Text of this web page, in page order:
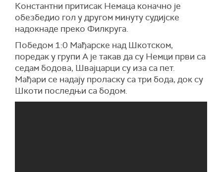
Константни притисак Немаца коначно је
обезбедио гол у другом минуту судијске
надокнаде преко Филкруга.
Победом 1:0 Мађарске над Шкотском,
поредак у групи А је такав да су Немци први са
седам бодова, Швајцарци су иза са пет.
Мађари се надају проласку са три бода, док су
Шкоти последњи са бодом.